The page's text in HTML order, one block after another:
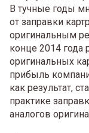
В тучные годы
от заправки
оригинальным
конце 2014 года
оригинальных
прибыль
как результат,
практике
аналогов